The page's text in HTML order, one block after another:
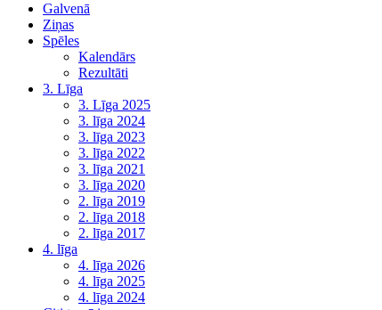
Galvenā
Ziņas
Spēles
Kalendārs
Rezultāti
3. Līga
3. Līga 2025
3. līga 2024
3. līga 2023
3. līga 2022
3. līga 2021
3. līga 2020
2. līga 2019
2. līga 2018
2. līga 2017
4. līga
4. līga 2026
4. līga 2025
4. līga 2024